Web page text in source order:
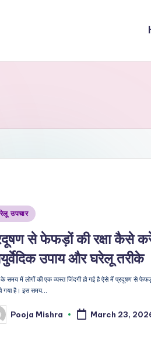
उपचार
से फेफड़ों की रक्षा कैसे
उपाय और घरेलू तरीके
समय में लोगों की एक व्यस्त जिंदगी हो गई है ऐसे में प्रदूषण से
हो गया है। इस समय…
Pooja Mishra March 23,